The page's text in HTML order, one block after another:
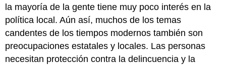
la mayoría de la gente tiene muy poco interés en la
política local. Aún así, muchos de los temas
candentes de los tiempos modernos también son
preocupaciones estatales y locales. Las personas
necesitan protección contra la delincuencia y la